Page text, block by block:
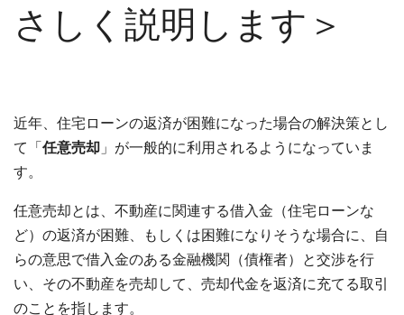
さしく説明します＞
近年、住宅ローンの返済が困難になった場合の解決策とし
て「 任意売却 」が一般的に利用されるようになっていま
す。
任意売却とは、不動産に関連する借入金（住宅ローンな
ど）の返済が困難、もしくは困難になりそうな場合に、自
らの意思で借入金のある金融機関（債権者）と交渉を行
い、その不動産を売却して、売却代金を返済に充てる取引
のことを指します。